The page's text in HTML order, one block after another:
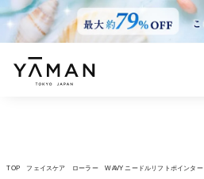
TOP フェイスケア ローラー WAVY ニードルリフトポインター